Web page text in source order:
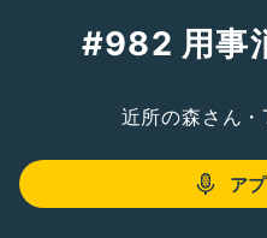
#982 用事
近所の森さん
ア